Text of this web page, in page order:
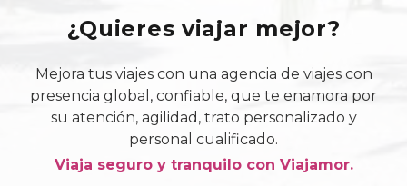
¿Quieres viajar mejor?
Mejora tus viajes con una agencia de viajes con
presencia global, confiable, que te enamora por
su atención, agilidad, trato personalizado y
personal cualificado.
Viaja seguro y tranquilo con Viajamor.